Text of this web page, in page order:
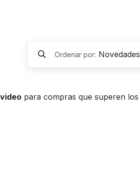
Ordenar por: Novedades
para compras que superen los